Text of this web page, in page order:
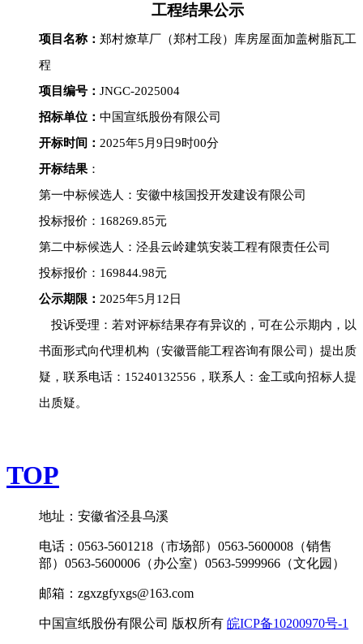
工程结果公示
项目名称：郑村燎草厂（郑村工段）库房屋面加盖树脂瓦工
程
项目编号： JNGC-2025004
招标单位： 中国宣纸股份有限公司
开标时间： 2025年5月9日9时00分
开标结果 ：
第一中标候选人：安徽中核国投开发建设有限公司
投标报价： 168269.85元
第二中标候选人：泾县云岭建筑安装工程有限责任公司
投标报价： 169844.98元
公示期限： 2025年5 月 12 日
投诉受理：若对评标结果存有异议的，可在公示期内，以
书面形式向代理机构（安徽晋能工程咨询有限公司）提出质
疑，联系电话： 15240132556 ，联系人： 金工或向招标人提
出质疑。
TOP
地址：安徽省泾县乌溪
电话：0563-5601218（市场部）0563-5600008（销售
部）0563-5600006（办公室）0563-5999966（文化园）
邮箱：zgxzgfyxgs@163.com
中国宣纸股份有限公司 版权所有 皖ICP备10200970号-1